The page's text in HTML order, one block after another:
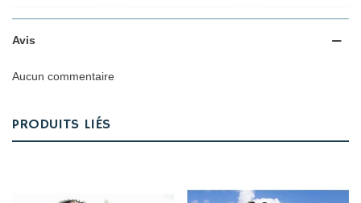
Avis
Aucun commentaire
PRODUITS LIÉS